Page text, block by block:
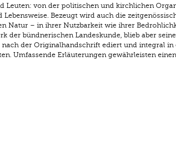
Leuten: von der politischen und kirchlichen
Bezeugt wird auch die
Natur – in ihrer Nutzbarkeit wie ihrer
der bündnerischen Landeskunde, blieb aber
der Originalhandschrift ediert und integral in
Umfassende Erläuterungen gewährleisten einen